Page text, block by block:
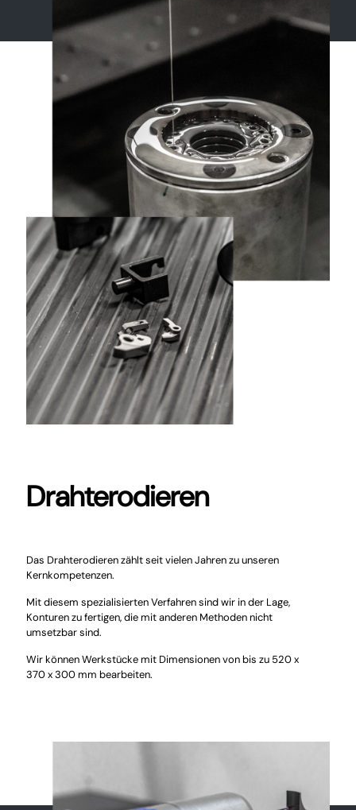
Drahterodieren
Das Drahterodieren zählt seit vielen Jahren zu unseren
Kernkompetenzen.
Mit diesem spezialisierten Verfahren sind wir in der Lage,
Konturen zu fertigen, die mit anderen Methoden nicht
umsetzbar sind.
Wir können Werkstücke mit Dimensionen von bis zu 520 x
370 x 300 mm bearbeiten.